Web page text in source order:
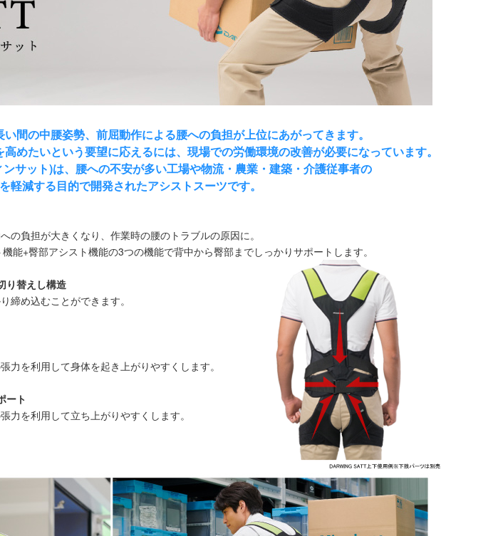
間の中腰姿勢、前屈動作による腰への負担が上位にあがってきます。
めたいという要望に応えるには、現場での労働環境の改善が必要になっています。
サット)は、腰への不安が多い工場や物流・農業・建築・介護従事者の
軽減する目的で開発されたアシストスーツです。
の負担が大きくなり、作業時の腰のトラブルの原因に。
能+臀部アシスト機能の3つの機能で背中から臀部までしっかりサポートします。
り替えし構造
締め込むことができます。
力を利用して身体を起き上がりやすくします。
ート
力を利用して立ち上がりやすくします。